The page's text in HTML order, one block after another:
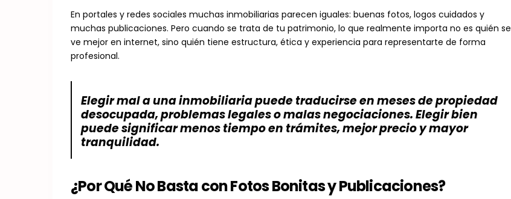
En portales y redes sociales muchas inmobiliarias parecen iguales: buenas fotos, logos cuidados y
muchas publicaciones. Pero cuando se trata de tu patrimonio, lo que realmente importa no es quién se
ve mejor en internet, sino quién tiene estructura, ética y experiencia para representarte de forma
profesional.
Elegir mal a una inmobiliaria puede traducirse en meses de propiedad
desocupada, problemas legales o malas negociaciones. Elegir bien
puede significar menos tiempo en trámites, mejor precio y mayor
tranquilidad.
¿Por Qué No Basta con Fotos Bonitas y Publicaciones?